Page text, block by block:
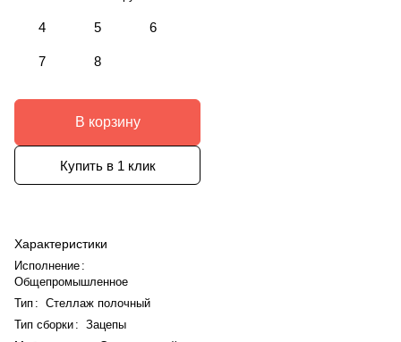
4 5 6
7 8
В корзину
Купить в 1 клик
Характеристики
Исполнение :
Общепромышленное
Тип : Стеллаж полочный
Тип сборки: Зацепы